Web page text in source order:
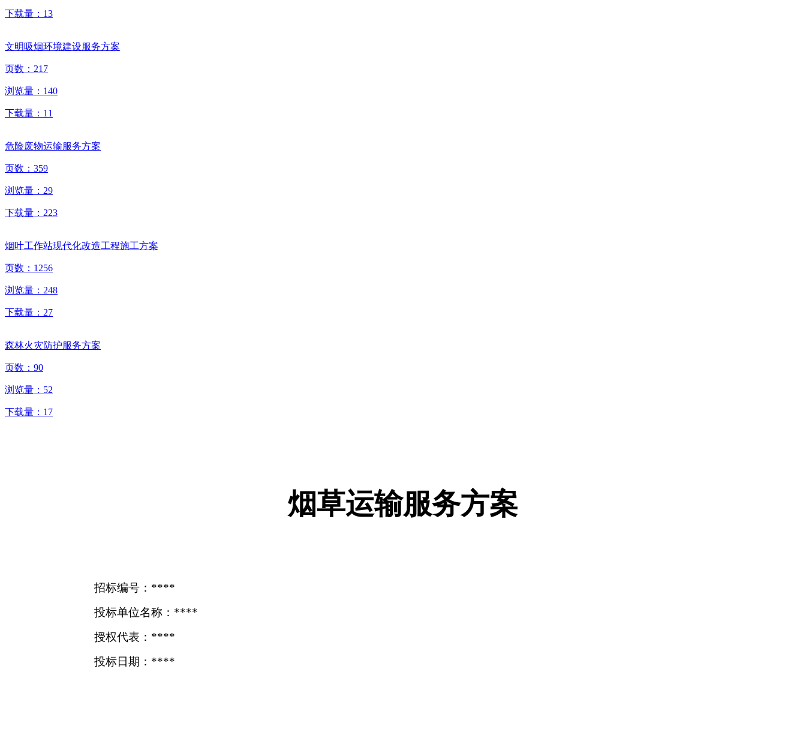
下载量： 13
文明吸烟环境建设服务方案
页数： 217
浏览量： 140
下载量： 11
危险废物运输服务方案
页数： 359
浏览量： 29
下载量： 223
烟叶工作站现代化改造工程施工方案
页数： 1256
浏览量： 248
下载量： 27
森林火灾防护服务方案
页数： 90
浏览量： 52
下载量： 17
烟草运输服务方案
招标编号：****
投标单位名称：****
授权代表：****
投标日期：****